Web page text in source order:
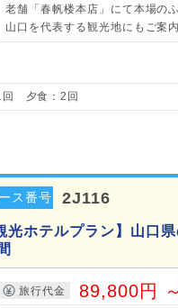
老舗「春帆楼本店」にて本場の
山口を代表する観光地にもご案
夕食：2回
ス番号 2J116
ホテルプラン】山口
旅行代金 89,800円